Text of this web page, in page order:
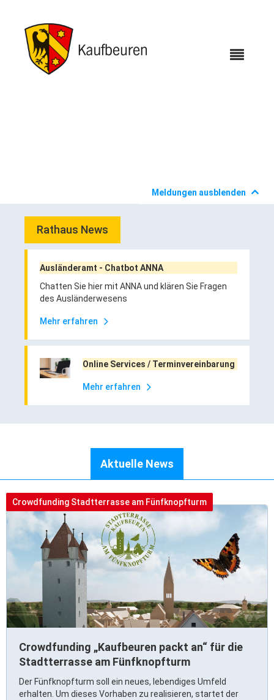
Webcams
Bürgerservice
Wo erledige ich was
Rathaus Digital
Bauflächen & Förderung
Öffnungszeiten / Terminvereinbarung
Kaufbeuren Maps
Stadtrat & Verwaltung
Oberbürgermeister
Bürgermeister / Bürgermeisterin
Stadtrat & Sitzungen
Beauftragte des Stadtrats
Abteilungen & Sachgebiete
Ortsrecht & Bekanntmachungen
Bauleitplanung & Stadtentwicklung
Haushaltsplan
Wahlen
Stadt & Freizeit
Bildung & Erziehung
Meldungen ausblenden
Abteilungen & Sachgebiete
Bücherei (Katalog & Benutzerkonto)
Frei- und Hallenbäder in Kaufbeuren
Stadtrat & Sitzungen Terminvergabe online
Rathaus News
Ausländeramt - Chatbot ANNA
Chatten Sie hier mit ANNA und klären Sie Fragen
des Ausländerwesens
Mehr erfahren
Online Services / Terminvereinbarung
Mehr erfahren
Aktuelle News
Crowdfunding Stadtterrasse am Fünfknopfturm
Crowdfunding „Kaufbeuren packt an“ für die
Stadtterrasse am Fünfknopfturm
Der Fünfknopfturm soll ein neues, lebendiges Umfeld
erhalten. Um dieses Vorhaben zu realisieren, startet der